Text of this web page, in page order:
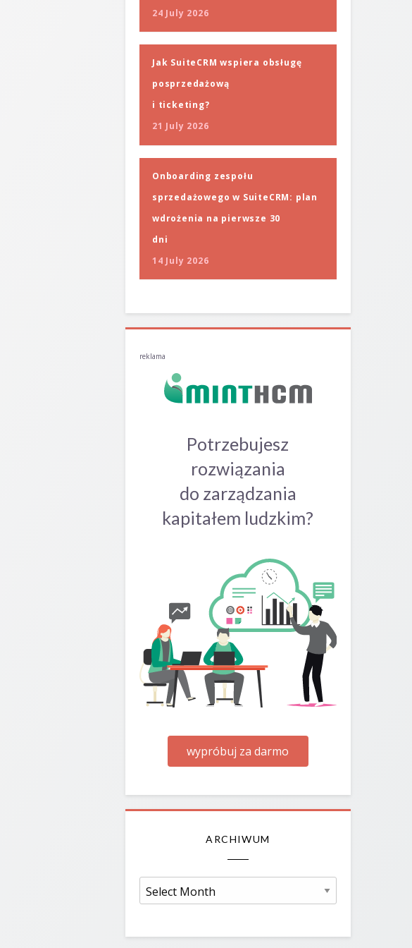
24 July 2026
Jak SuiteCRM wspiera obsługę
posprzedażową
i ticketing?
21 July 2026
Onboarding zespołu
sprzedażowego w SuiteCRM: plan
wdrożenia na pierwsze 30
dni
14 July 2026
reklama
Potrzebujesz
rozwiązania
do zarządzania
kapitałem ludzkim?
wypróbuj za darmo
ARCHIWUM
Archiwum